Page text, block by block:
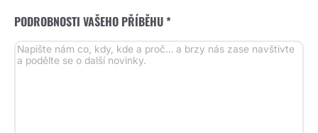
PODROBNOSTI VAŠEHO PŘÍBĚHU *